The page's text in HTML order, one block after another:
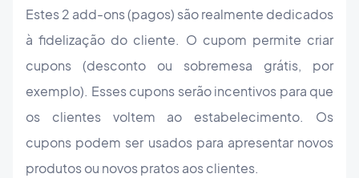
Estes 2 add-ons (pagos) são realmente dedicados
à fidelização do cliente. O cupom permite criar
cupons (desconto ou sobremesa grátis, por
exemplo). Esses cupons serão incentivos para que
os clientes voltem ao estabelecimento. Os
cupons podem ser usados para apresentar novos
produtos ou novos pratos aos clientes.